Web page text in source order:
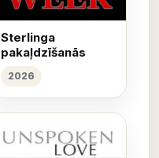
Sterlinga
pakaļdzīšanās
2026